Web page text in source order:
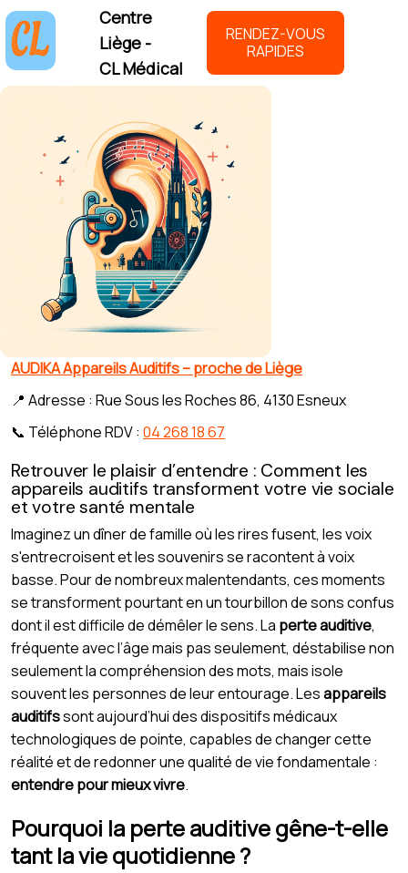
Centre
Liège -
CL Médical
RENDEZ-VOUS
RAPIDES
AUDIKA Appareils Auditifs – proche de Liège
📍 Adresse : Rue Sous les Roches 86, 4130 Esneux
📞 Téléphone RDV : 04 268 18 67
Retrouver le plaisir d’entendre : Comment les
appareils auditifs transforment votre vie sociale
et votre santé mentale
Imaginez un dîner de famille où les rires fusent, les voix
s'entrecroisent et les souvenirs se racontent à voix
basse. Pour de nombreux malentendants, ces moments
se transforment pourtant en un tourbillon de sons confus
dont il est difficile de démêler le sens. La perte auditive,
fréquente avec l’âge mais pas seulement, déstabilise non
seulement la compréhension des mots, mais isole
souvent les personnes de leur entourage. Lesappareils
auditifssont aujourd’hui des dispositifs médicaux
technologiques de pointe, capables de changer cette
réalité et de redonner une qualité de vie fondamentale :
entendre pour mieux vivre.
Pourquoi la perte auditive gêne-t-elle
tant la vie quotidienne ?